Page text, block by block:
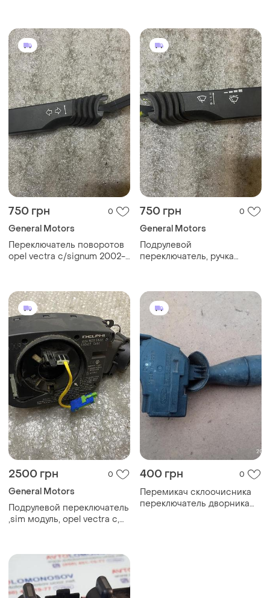
750 грн 0
General Motors
Переключатель поворотов
opel vectra c/signum 2002-
750 грн 0
General Motors
Подрулевой
переключатель, ручка
оригинал, б.у.
2500 грн 0
General Motors
Подрулевой переключатель
,sim модуль, opel vectra c,
400 грн 0
Перемикач склоочисника
переключатель дворника